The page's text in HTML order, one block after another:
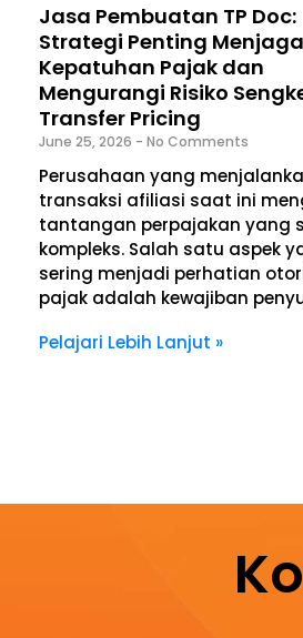
Jasa Pembuatan TP Doc:
Strategi Penting Menjaga
Kepatuhan Pajak dan
Mengurangi Risiko
Transfer Pricing
June 25, 2026 No Comments
Perusahaan yang
transaksi afiliasi saat ini
tantangan perpajakan yang
kompleks. Salah satu aspek
sering menjadi perhatian
pajak adalah kewajiban
Pelajari Lebih Lanjut »